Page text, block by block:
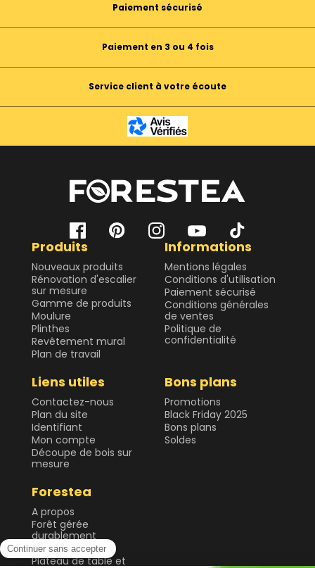
Paiement sécurisé
Paiement en 3 ou 4 fois
Service client à votre écoute
Produits
Nouveaux produits
Rénovation d'escalier
sur mesure
Gamme de produits
Moulure
Plinthes
Revêtement mural
Plan de travail
Informations
Mentions légales
Conditions d'utilisation
Paiement sécurisé
Conditions générales
de ventes
Politique de
confidentialité
Liens utiles
Contactez-nous
Plan du site
Identifiant
Mon compte
Découpe de bois sur
mesure
Bons plans
Promotions
Black Friday 2025
Bons plans
Soldes
Forestea
A propos
Forêt gérée
durablement
Guide & Conseils
Plateau de table et